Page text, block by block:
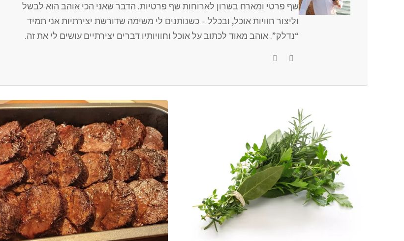
שף פרטי ומארח בשרון לארוחות שף פרטיות. הדבר שאני הכי אוהב הוא לבשל
וליצור חוויות אוכל, ובכלל – כשנותנים לי משימה שדורשת יצירתיות אני תמיד
“נדלק”. אוהב מאוד לכתוב על אוכל וחוויותיו דברים יצירתיים עושים לי את זה.